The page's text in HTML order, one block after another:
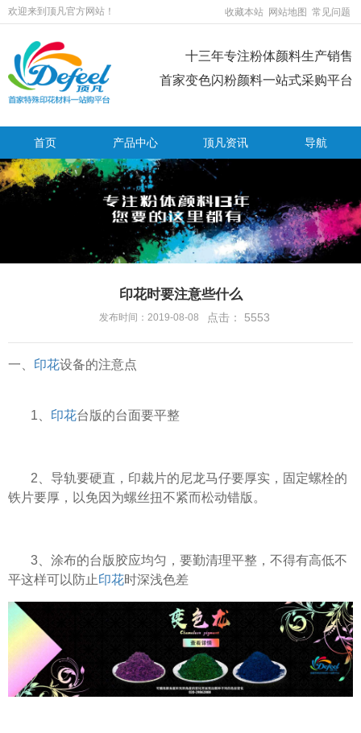
欢迎来到顶凡官方网站！ 收藏本站 网站地图 常见问题
十三年专注粉体颜料生产销售
首家变色闪粉颜料一站式采购平台
首页 产品中心 顶凡资讯 导航
印花时要注意些什么
发布时间：2019-08-08 点击： 5553
一、 印花设备的注意点
1、 印花台版的台面要平整
2、导轨要硬直，印裁片的尼龙马仔要厚实，固定螺栓的
铁片要厚，以免因为螺丝扭不紧而松动错版。
3、涂布的台版胶应均匀，要勤清理平整，不得有高低不
平这样可以防止印花时深浅色差